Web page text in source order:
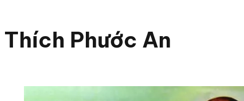
Thích Phước An